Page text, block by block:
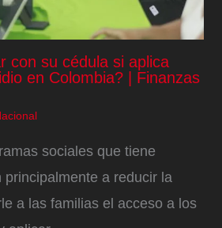
con su cédula si aplica
en Colombia? | Finanzas
sociales que tiene
principalmente a reducir la
a las familias el acceso a los